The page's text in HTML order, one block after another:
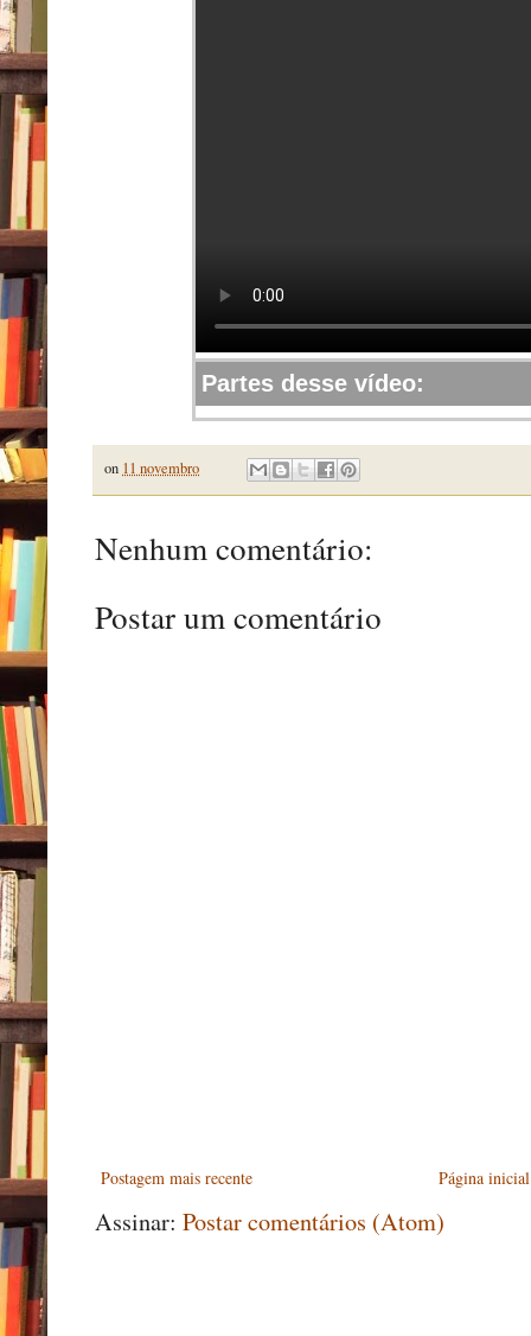
Partes desse vídeo:
on 11 novembro
Nenhum comentário:
Postar um comentário
Postagem mais recente Página inicial
Assinar: Postar comentários (Atom)